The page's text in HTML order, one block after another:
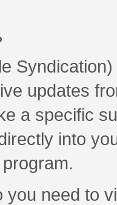
updates
a specific
into
you need to